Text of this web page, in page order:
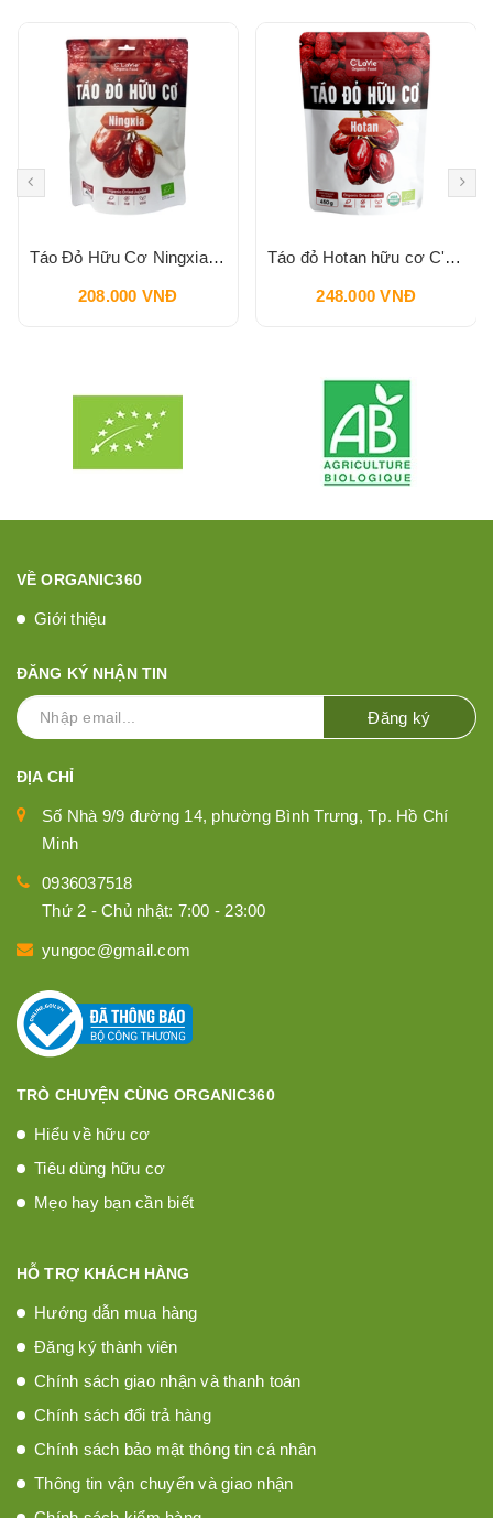
Táo Đỏ Hữu Cơ Ningxia C'LAVIE 450g
208.000 VNĐ
Táo đỏ Hotan hữu cơ C'LaVie 450g
248.000 VNĐ
VỀ ORGANIC360
Giới thiệu
ĐĂNG KÝ NHẬN TIN
Đăng ký
ĐỊA CHỈ
Số Nhà 9/9 đường 14, phường Bình Trưng, Tp. Hồ Chí
Minh
0936037518
Thứ 2 - Chủ nhật: 7:00 - 23:00
yungoc@gmail.com
TRÒ CHUYỆN CÙNG ORGANIC360
Hiểu về hữu cơ
Tiêu dùng hữu cơ
Mẹo hay bạn cần biết
HỖ TRỢ KHÁCH HÀNG
Hướng dẫn mua hàng
Đăng ký thành viên
Chính sách giao nhận và thanh toán
Chính sách đổi trả hàng
Chính sách bảo mật thông tin cá nhân
Thông tin vận chuyển và giao nhận